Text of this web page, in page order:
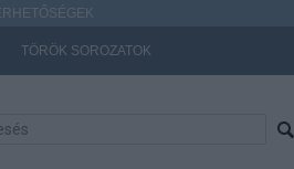
TÖRÖK SOROZATOK